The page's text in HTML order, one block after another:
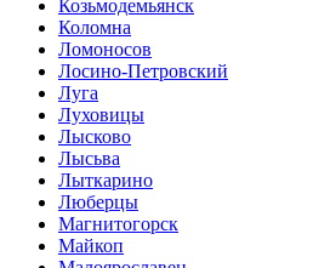
Козьмодемьянск
Коломна
Ломоносов
Лосино-Петровский
Луга
Луховицы
Лысково
Лысьва
Лыткарино
Люберцы
Магнитогорск
Майкоп